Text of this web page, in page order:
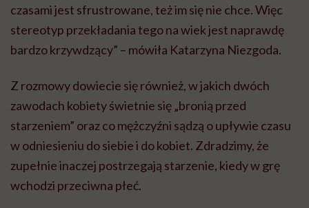
czasami jest sfrustrowane, też im się nie chce. Więc
stereotyp przekładania tego na wiek jest naprawdę
bardzo krzywdzący” – mówiła Katarzyna Niezgoda.
Z rozmowy dowiecie się również, w jakich dwóch
zawodach kobiety świetnie się „bronią przed
starzeniem” oraz co mężczyźni sądzą o upływie czasu
w odniesieniu do siebie i do kobiet. Zdradzimy, że
zupełnie inaczej postrzegają starzenie, kiedy w grę
wchodzi przeciwna płeć.